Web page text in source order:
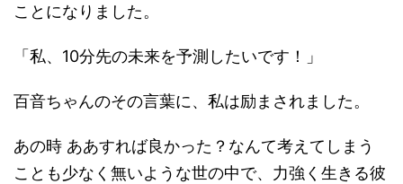
ことになりました。
「私、10分先の未来を予測したいです！」
百音ちゃんのその言葉に、私は励まされました。
あの時 ああすれば良かった？なんて考えてしまう
ことも少なく無いような世の中で、力強く生きる彼